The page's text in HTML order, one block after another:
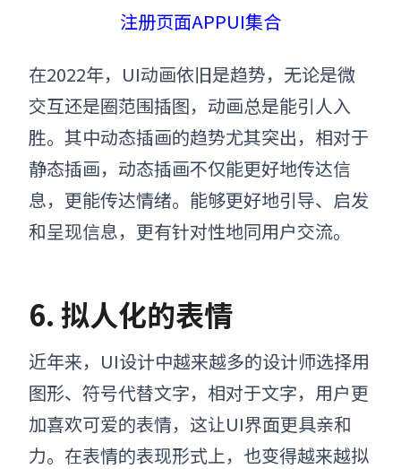
注册页面APPUI集合
在2022年，UI动画依旧是趋势，无论是微
交互还是圈范围插图，动画总是能引人入
胜。其中动态插画的趋势尤其突出，相对于
静态插画，动态插画不仅能更好地传达信
息，更能传达情绪。能够更好地引导、启发
和呈现信息，更有针对性地同用户交流。
6. 拟人化的表情
近年来，UI设计中越来越多的设计师选择用
图形、符号代替文字， 相对于文字，用户更
加喜欢可爱的表情， 这让UI界面更具亲和
力。在表情的表现形式上，也变得越来越拟